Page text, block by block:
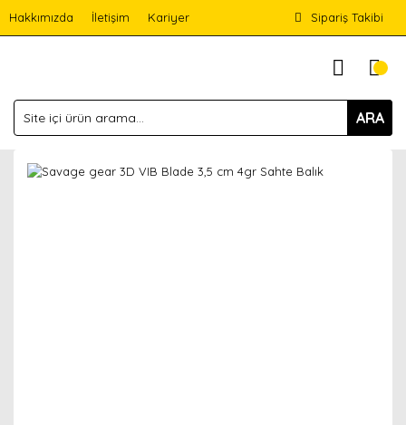
Hakkımızda İletişim Kariyer Sipariş Takibi
ARA